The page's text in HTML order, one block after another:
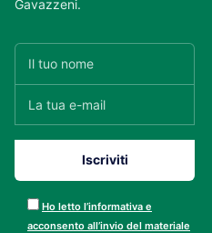
Gavazzeni.
Ho letto l’informativa e
acconsento all’invio del materiale